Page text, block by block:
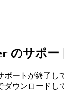
のサポー
ポートが終了し
ウンロードし